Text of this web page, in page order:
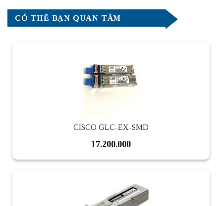
CÓ THỂ BẠN QUAN TÂM
CISCO GLC-EX-SMD
17.200.000